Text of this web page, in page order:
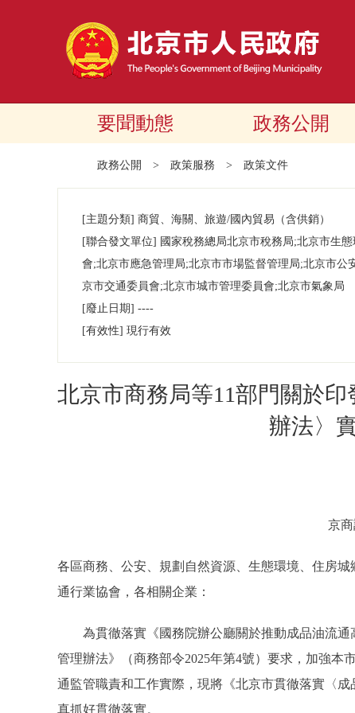
要聞動態 政務公開
政務公開 > 政策服務 > 政策文件
[主題分類] 商貿、海關、旅遊/國內貿易（含供銷）
[聯合發文單位] 國家稅務總局北京市稅務局;北京市生
會;北京市應急管理局;北京市市場監督管理局;北京市公
京市交通委員會;北京市城市管理委員會;北京市氣象局
[廢止日期] ----
[有效性] 現行有效
北京市商務局等11部門關於
辦法〉
京商
各區商務、公安、規劃自然資源、生態環境、住房
通行業協會，各相關企業：
為貫徹落實《國務院辦公廳關於推動成品油流通
管理辦法》（商務部令2025年第4號）要求，加強
通監管職責和工作實際，現將《北京市貫徹落實〈
真抓好貫徹落實。